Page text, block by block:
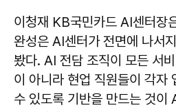
이청재 KB국민카드 AI센터장
완성은 AI센터가 전면에 나서
봤다. AI 전담 조직이 모든 서
이 아니라 현업 직원들이 각자
수 있도록 기반을 만드는 것이